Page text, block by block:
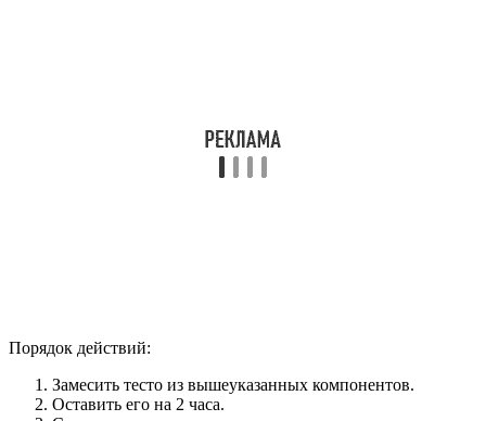
Порядок действий:
Замесить тесто из вышеуказанных компонентов.
Оставить его на 2 часа.